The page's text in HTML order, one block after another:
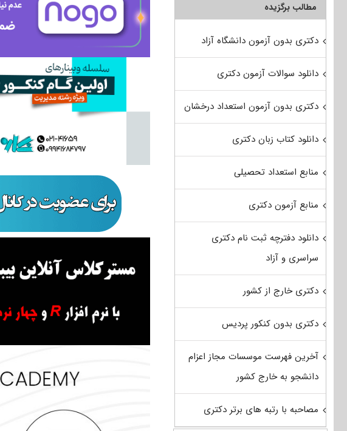
مطالب برگزیده
دکتری بدون آزمون دانشگاه آزاد
دانلود سوالات آزمون دکتری
دکتری بدون آزمون استعداد درخشان
دانلود کتاب زبان دکتری
منابع استعداد تحصیلی
منابع آزمون دکتری
دانلود دفترچه ثبت نام دکتری
سراسری و آزاد
دکتری خارج از کشور
دکتری بدون کنکور پردیس
آخرین فهرست موسسات مجاز اعزام
دانشجو به خارج کشور
مصاحبه با رتبه های برتر دکتری